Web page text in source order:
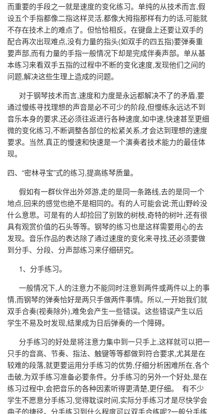
而重要的手段之一就是速度的变化练习。单纯的从技术而言,假
设五个手指都像二指这样灵活,都像大拇指那样有力的话,可能就
不存在技术上的难点了。但恰恰相反。在键盘上还要让双手的
配合再次出现难点,没有力量的指头(如双手的四五指)要弹奏重
要声部,而有力量的手指一般情况下却是完成伴奏声部。单从基
本练习来看双手五指的过程中不断的变化速度,发现他们之间的
问题,解决这些生理上造成的问题。
对于钢琴技术而言,速度和力度是永远都解决不了的矛盾,要
通过慢练寻找理想的声音是必不可少的阶段,但慢练永远达不到
音乐本身的要求,还必须往返进行各种速度,如中速,快速甚至更细
微的变化练习,不断调整各部位的松紧关系,才会达到理想的速度
要求。当然,真正的慢速和快速是一个演奏者技术能力的最佳体
现。
四、“密林寻宝”式的练习,提高练琴质量。
假如有一群伙伴出外郊游,走的是同一条路线,去的是同一个
地点,回来的感觉也绝不是相同的。有的人可能会说:荒山野岭没
什么意思。可是有的人却捡回了别致的树枝,奇特的树叶,还有很
具有观赏价值的石头等等。钢琴的练习也是这样需要用心的去
发现。音乐作品的表达除了通过速度的变化来寻找,还必须要做
到分手、分段、分声部练习来仔细研究。
1、分手练习。
一般情况下,人的注意力不能同时注意到两件或两件以上的事
情,而钢琴的弹奏恰好是两只手做两件事情。所以,一开始我们就
双手合奏(视奏除外),难免会产生一些错误。这些错误产生以后
学生不易及时发现,结果成为日后弹奏的一个障碍。
分手练习的好处是将注意力集中到一只手上,这样就可以把一
只手的音高、节奏、指法、触键等等都做到符合要求,尤其是在
较难的段落,就更要运用分手练习的优势,仔细分析困难所在,各个
击破,为双手练习准备必要条件。分手练习的另外一个好处,是在
练习过程中,会把音乐的各种因素听得更清楚,更仔细。 有不少
学生不愿意分手练习,觉得耽误时间,实际分手练习才是尽快学会
曲子的捷径。分手练习到什么程度可以双手合练呢?一般分手练